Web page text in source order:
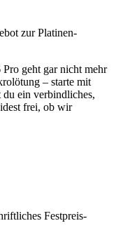
zur Platinen-
geht gar nicht mehr
– starte mit
ein verbindliches,
frei, ob wir
Festpreis-